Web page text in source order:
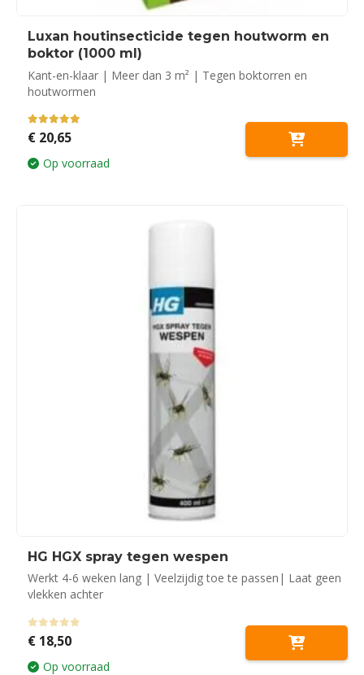
Luxan houtinsecticide tegen houtworm en
boktor (1000 ml)
Kant-en-klaar | Meer dan 3 m² | Tegen boktorren en
houtwormen
5.00out of 5
€ 20,65
Op voorraad
HG HGX spray tegen wespen
Werkt 4-6 weken lang | Veelzijdig toe te passen| Laat geen
vlekken achter
0out of 5
€ 18,50
Op voorraad